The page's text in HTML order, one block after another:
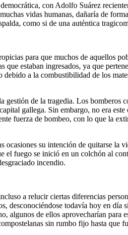
con Adolfo Suárez
vidas humanas, dañaría de
como si de una auténtica
para que muchos de aquellos
estaban ingresados, ya que
a la combustibilidad de los
de la tragedia. Los bomberos
gallega. Sin embargo, no era
fuerza de bombeo, con lo que la
su intención de quitarse la
fuego se inició en un colchón al
incendio.
a relucir ciertas diferencias
todavía hoy en día
de ellos aprovecharían para
sin rumbo fijo hasta que